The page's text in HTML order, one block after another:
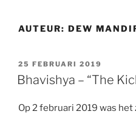
AUTEUR: DEW
GEPLAATST
OP
25 FEBRUARI 2019
Bhavishya – “The
Op 2 februari 2019 was het